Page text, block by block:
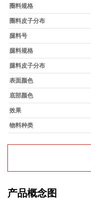
圈料规格
圈料皮子分布
腿料号
腿料规格
腿料皮子分布
表面颜色
底部颜色
效果
物料种类
产品概念图